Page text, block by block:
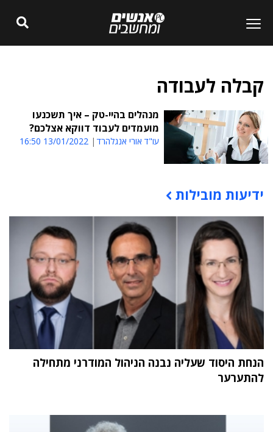
קבלה לעבודה
מנהלים בהיי-טק – איך תשכנעו
מועמדים לעבוד דווקא אצלכם?
עו"ד אורי אנגלהרד 13/01/2022 16:50
תוכן פרסומי
ידיעות מובילות
הנחת היסוד שעליה נבנה הניהול המודרני מתחילה
להתערער